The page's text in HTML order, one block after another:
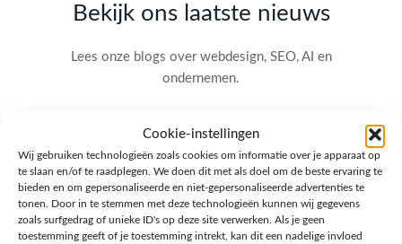
Cookie-instellingen
Wij gebruiken technologieën zoals cookies om informatie over je apparaat op
te slaan en/of te raadplegen. We doen dit met als doel om de beste ervaring te
bieden en om gepersonaliseerde en niet-gepersonaliseerde advertenties te
tonen. Door in te stemmen met deze technologieën kunnen wij gegevens
zoals surfgedrag of unieke ID's op deze site verwerken. Als je geen
toestemming geeft of je toestemming intrekt, kan dit een nadelige invloed
Bekijk ons laatste nieuws
Lees onze blogs over webdesign, SEO, AI en
ondernemen.